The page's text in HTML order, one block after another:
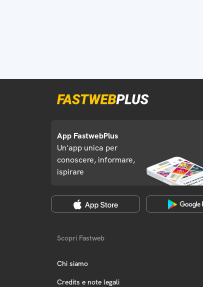
App FastwebPlus
Un'app unica per
conoscere, informare,
ispirare
Scopri Fastweb
Chi siamo
Credits e note legali